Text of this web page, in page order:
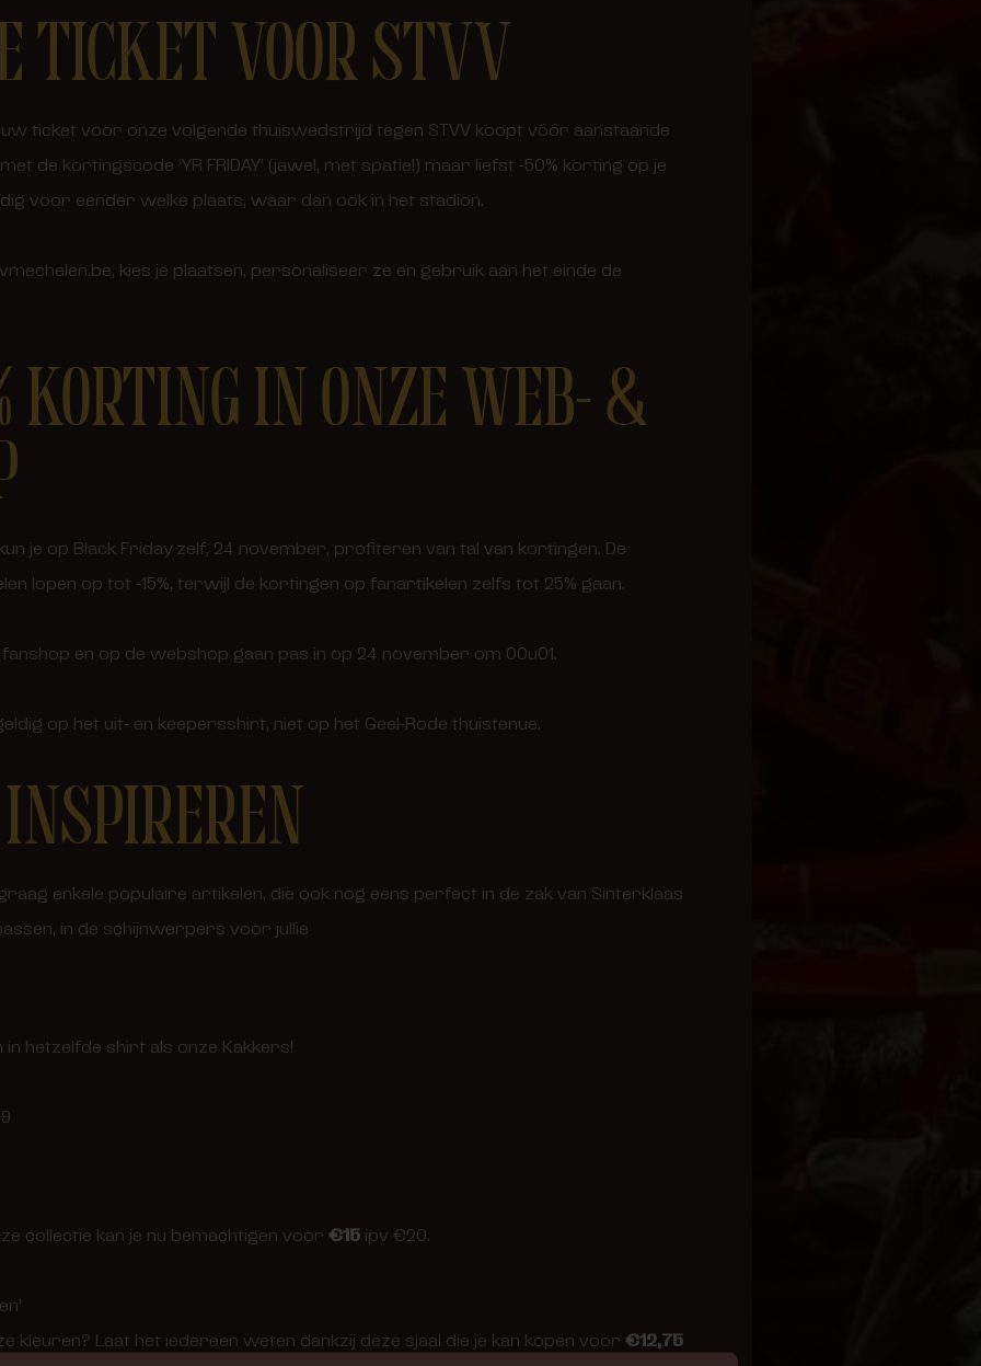
TICKET VOOR STVV
ticket voor onze volgende thuiswedstrijd tegen STVV koopt vóór aanstaande
de kortingscode ‘YR FRIDAY’ (jawel, met spatie!) maar liefst -50% korting op je
voor eender welke plaats, waar dan ook in het stadion.
kies je plaatsen, personaliseer ze en gebruik aan het einde de
KORTING IN ONZE WEB- &
je op Black Friday zelf, 24 november, profiteren van tal van kortingen. De
lopen op tot -15%, terwijl de kortingen op fanartikelen zelfs tot 25% gaan.
en op de webshop gaan pas in op 24 november om 00u01.
op het uit- en keepersshirt, niet op het Geel-Rode thuistenue.
enkele populaire artikelen, die ook nog eens perfect in de zak van Sinterklaas
in de schijnwerpers voor jullie
hetzelfde shirt als onze Kakkers!
collectie kan je nu bemachtigen voor €15 ipv €20.
kleuren? Laat het iedereen weten dankzij deze sjaal die je kan kopen voor €12,75